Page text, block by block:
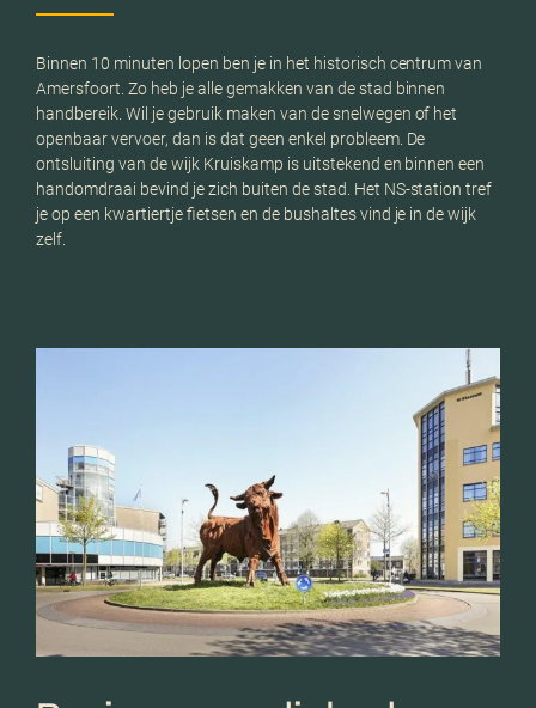
Binnen 10 minuten lopen ben je in het historisch centrum van
Amersfoort. Zo heb je alle gemakken van de stad binnen
handbereik. Wil je gebruik maken van de snelwegen of het
openbaar vervoer, dan is dat geen enkel probleem. De
ontsluiting van de wijk Kruiskamp is uitstekend en binnen een
handomdraai bevind je zich buiten de stad. Het NS-station tref
je op een kwartiertje fietsen en de bushaltes vind je in de wijk
zelf.